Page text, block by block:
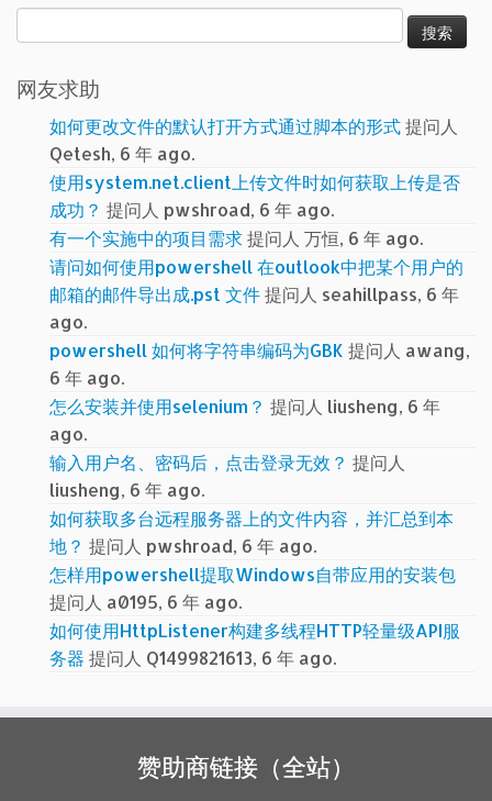
索：
网友求助
如何更改文件的默认打开方式通过脚本的形式提问人
Qetesh, 6 年 ago.
使用system.net.client上传文件时如何获取上传是否
成功？ 提问人 pwshroad, 6 年 ago.
有一个实施中的项目需求提问人 万恒, 6 年 ago.
请问如何使用powershell 在outlook中把某个用户的
邮箱的邮件导出成.pst 文件提问人 seahillpass, 6 年
ago.
powershell 如何将字符串编码为GBK 提问人 awang,
6 年 ago.
怎么安装并使用selenium？ 提问人 liusheng, 6 年
ago.
输入用户名、密码后，点击登录无效？ 提问人
liusheng, 6 年 ago.
如何获取多台远程服务器上的文件内容，并汇总到本
地？ 提问人 pwshroad, 6 年 ago.
怎样用powershell提取Windows自带应用的安装包
提问人 a0195, 6 年 ago.
如何使用HttpListener构建多线程HTTP轻量级API服
务器 提问人 Q1499821613, 6 年 ago.
赞助商链接（全站）